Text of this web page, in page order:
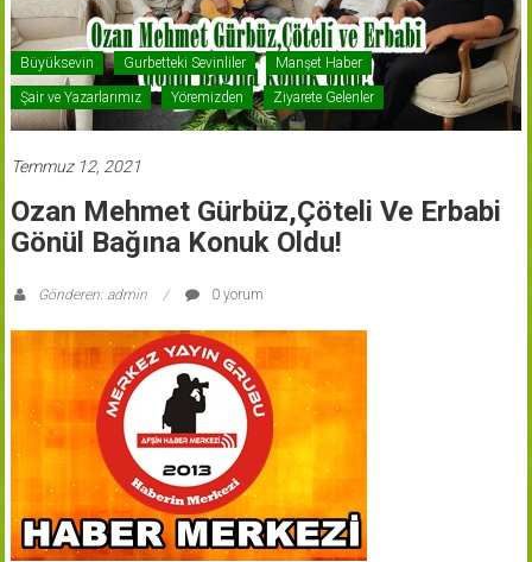
Büyüksevin Gurbetteki Sevinliler Manşet Haber
Şair ve Yazarlarımız Yöremizden Ziyarete Gelenler
Temmuz 12, 2021
Ozan Mehmet Gürbüz,Çöteli Ve Erbabi
Gönül Bağına Konuk Oldu!
Gönderen: admin 0 yorum